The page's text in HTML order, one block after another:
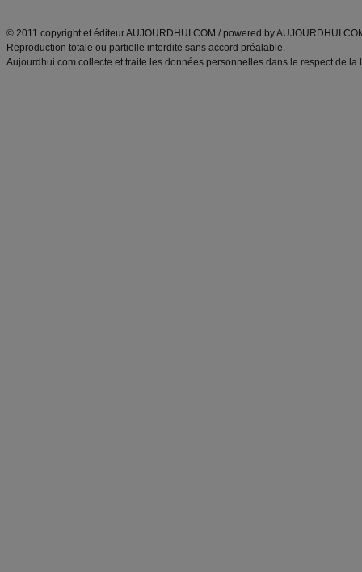
© 2011 copyright et éditeur AUJOURDHUI.COM / powered by
Reproduction totale ou partielle interdite sans accord préalable.
Aujourdhui.com collecte et traite les données personnelles dans le respect de